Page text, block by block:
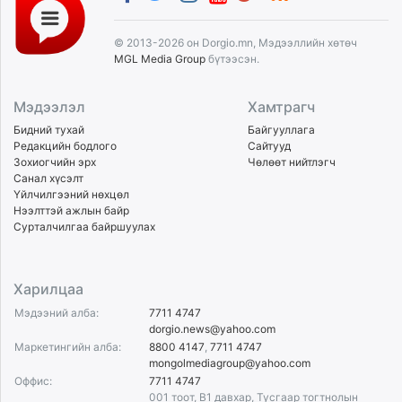
© 2013-2026 он Dorgio.mn, Мэдээллийн хөтөч
MGL Media Group бүтээсэн.
Мэдээлэл
Бидний тухай
Редакцийн бодлого
Зохиогчийн эрх
Санал хүсэлт
Үйлчилгээний нөхцөл
Нээлттэй ажлын байр
Сурталчилгаа байршуулах
Хамтрагч
Байгууллага
Сайтууд
Чөлөөт нийтлэгч
Харилцаа
Мэдээний алба:
7711 4747
dorgio.news@yahoo.com
Маркетингийн алба:
8800 4147, 7711 4747
mongolmediagroup@yahoo.com
Оффис:
7711 4747
001 тоот, B1 давхар, Тусгаар тогтнолын